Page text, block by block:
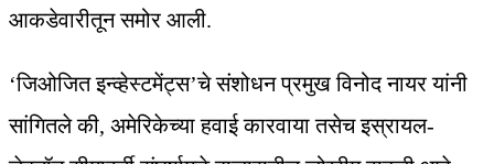
आकडेवारीतून समोर आली.
‘जिओजित इन्व्हेस्टमेंट्स’चे संशोधन प्रमुख विनोद नायर यांनी
सांगितले की, अमेरिकेच्या हवाई कारवाया तसेच इस्रायल-